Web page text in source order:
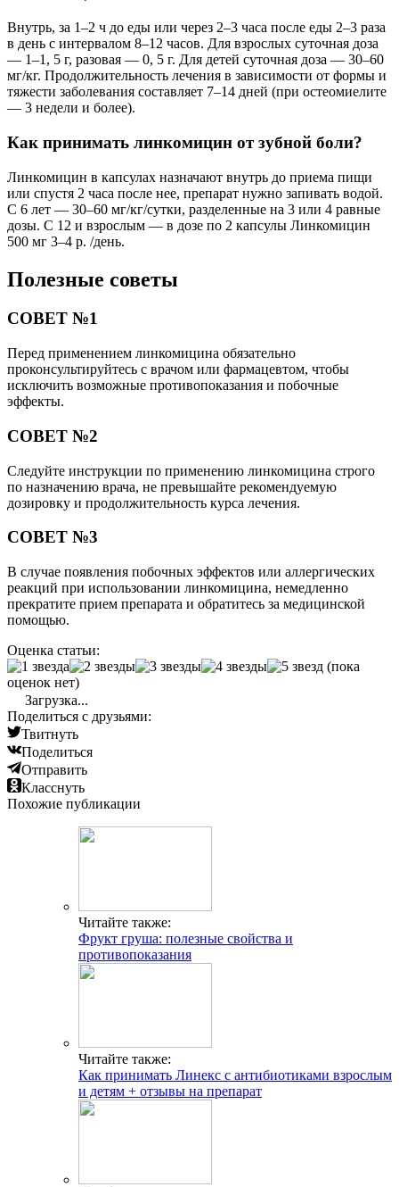
Внутрь, за 1–2 ч до еды или через 2–3 часа после еды 2–3 раза
в день с интервалом 8–12 часов. Для взрослых суточная доза
— 1–1, 5 г, разовая — 0, 5 г. Для детей суточная доза — 30–60
мг/кг. Продолжительность лечения в зависимости от формы и
тяжести заболевания составляет 7–14 дней (при остеомиелите
— 3 недели и более).
Как принимать линкомицин от зубной боли?
Линкомицин в капсулах назначают внутрь до приема пищи
или спустя 2 часа после нее, препарат нужно запивать водой.
С 6 лет — 30–60 мг/кг/сутки, разделенные на 3 или 4 равные
дозы. С 12 и взрослым — в дозе по 2 капсулы Линкомицин
500 мг 3–4 р. /день.
Полезные советы
СОВЕТ №1
Перед применением линкомицина обязательно
проконсультируйтесь с врачом или фармацевтом, чтобы
исключить возможные противопоказания и побочные
эффекты.
СОВЕТ №2
Следуйте инструкции по применению линкомицина строго
по назначению врача, не превышайте рекомендуемую
дозировку и продолжительность курса лечения.
СОВЕТ №3
В случае появления побочных эффектов или аллергических
реакций при использовании линкомицина, немедленно
прекратите прием препарата и обратитесь за медицинской
помощью.
Оценка статьи:
(пока
оценок нет)
Загрузка...
Поделиться с друзьями:
Твитнуть
Поделиться
Отправить
Класснуть
Похожие публикации
Читайте также:
Фрукт груша: полезные свойства и
противопоказания
Читайте также:
Как принимать Линекс с антибиотиками взрослым
и детям + отзывы на препарат